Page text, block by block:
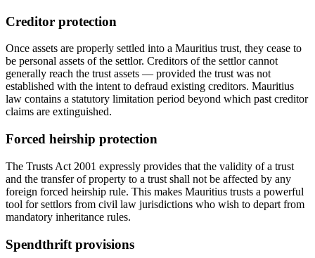
Creditor protection
Once assets are properly settled into a Mauritius trust, they cease to
be personal assets of the settlor. Creditors of the settlor cannot
generally reach the trust assets — provided the trust was not
established with the intent to defraud existing creditors. Mauritius
law contains a statutory limitation period beyond which past creditor
claims are extinguished.
Forced heirship protection
The Trusts Act 2001 expressly provides that the validity of a trust
and the transfer of property to a trust shall not be affected by any
foreign forced heirship rule. This makes Mauritius trusts a powerful
tool for settlors from civil law jurisdictions who wish to depart from
mandatory inheritance rules.
Spendthrift provisions